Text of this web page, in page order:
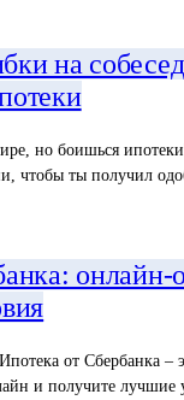
на
но боишься
чтобы ты получил
от Сбербанка –
и получите лучшие